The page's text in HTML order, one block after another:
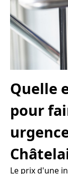
Quelle
pour
Le prix d'une